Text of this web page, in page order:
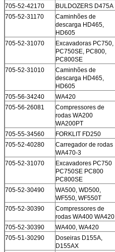
705-52-42170
BULDOZERS D475A
705-52-31170
Caminhões de
descarga HD465,
HD605
705-52-31070
Excavadoras PC750,
PC750SE, PC800,
PC800SE
705-52-31010
Caminhões de
descarga HD465,
HD605
705-56-34240
WA420
705-56-26081
Compressores de
rodas WA200
WA200PT
705-55-34560 FORKLIT FD250
705-52-40280
Carregador de rodas
WA470-3
705-52-31070
Excavadores PC750
PC750SE PC800
PC800SE
705-52-30490
WA500, WD500,
WF550, WF550T
705-52-30390
Compressores de
rodas WA400 WA420
705-52-30390 WA400, WA420
705-51-30290
Doseiras D155A,
D155AX